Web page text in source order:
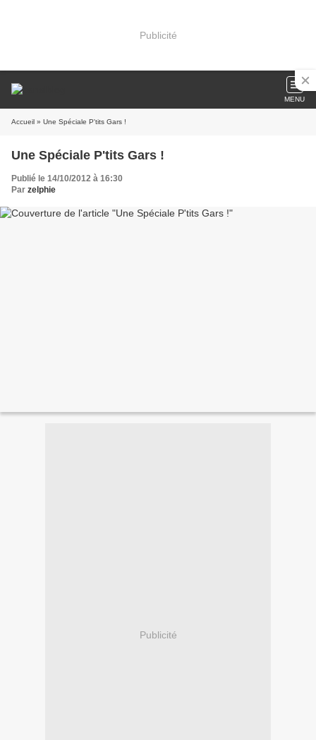
Publicité
MENU
Accueil » Une Spéciale P'tits Gars !
Une Spéciale P'tits Gars !
Publié le 14/10/2012 à 16:30
Par zelphie
Publicité